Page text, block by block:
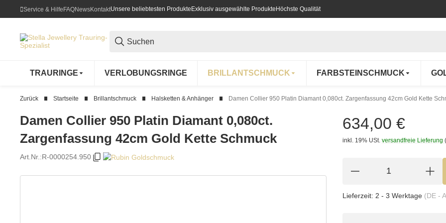
Service & HilfeFAQNewsKontaktUnsere beliebtesten Produkte Exklusiv ausgewählte Produkte Höchste Qualität
TRAURINGE VERLOBUNGSRINGE BRILLANTSCHMUCK FARBSTEINSCHMUCK
Zurück Startseite Brillantschmuck Halsketten & Anhänger Damen Collier 950 Platin Diamant 0,080ct. Zargenfassung 42cm Gold Kette
Damen Collier 950 Platin Diamant 0,080ct.
Zargenfassung 42cm Gold Kette Schmuck
Art.Nr.:R-0000254.950
634,00 €
inkl. 19% USt. versandfreie Lieferung
Lieferzeit: 2 - 3 Werktage (DE -